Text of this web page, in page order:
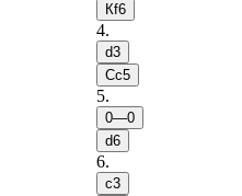
Кf6
4.
d3
Сc5
5.
0—0
d6
6.
c3